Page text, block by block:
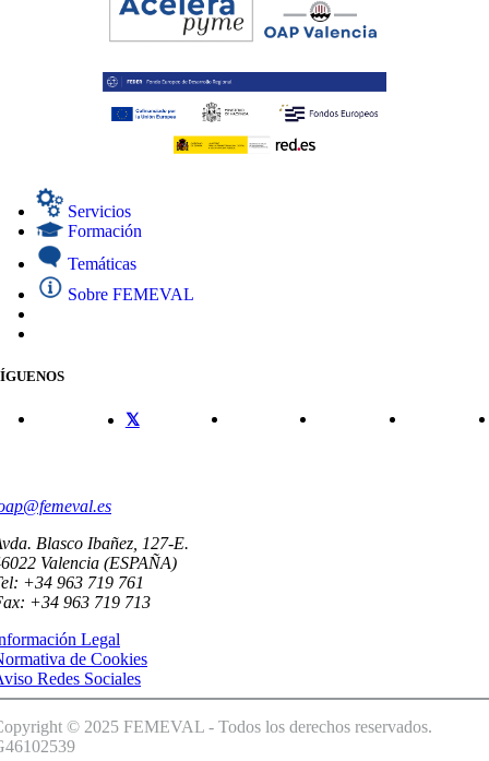
Servicios
Formación
Temáticas
Sobre FEMEVAL
Blasco Ibañez, 127-E.
Valencia (ESPAÑA)
+34 963 719 761
+34 963 719 713
Legal
de Cookies
Redes Sociales
© 2025 FEMEVAL - Todos los derechos reservados.